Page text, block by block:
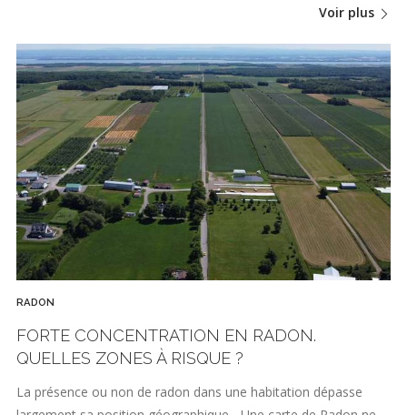
Voir plus
RADON
FORTE CONCENTRATION EN RADON.
QUELLES ZONES À RISQUE ?
La présence ou non de radon dans une habitation dépasse